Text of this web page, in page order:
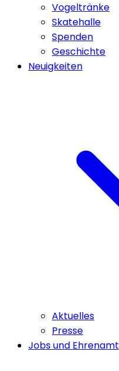
Vogeltränke
Skatehalle
Spenden
Geschichte
Neuigkeiten
Aktuelles
Presse
Jobs und Ehrenamt